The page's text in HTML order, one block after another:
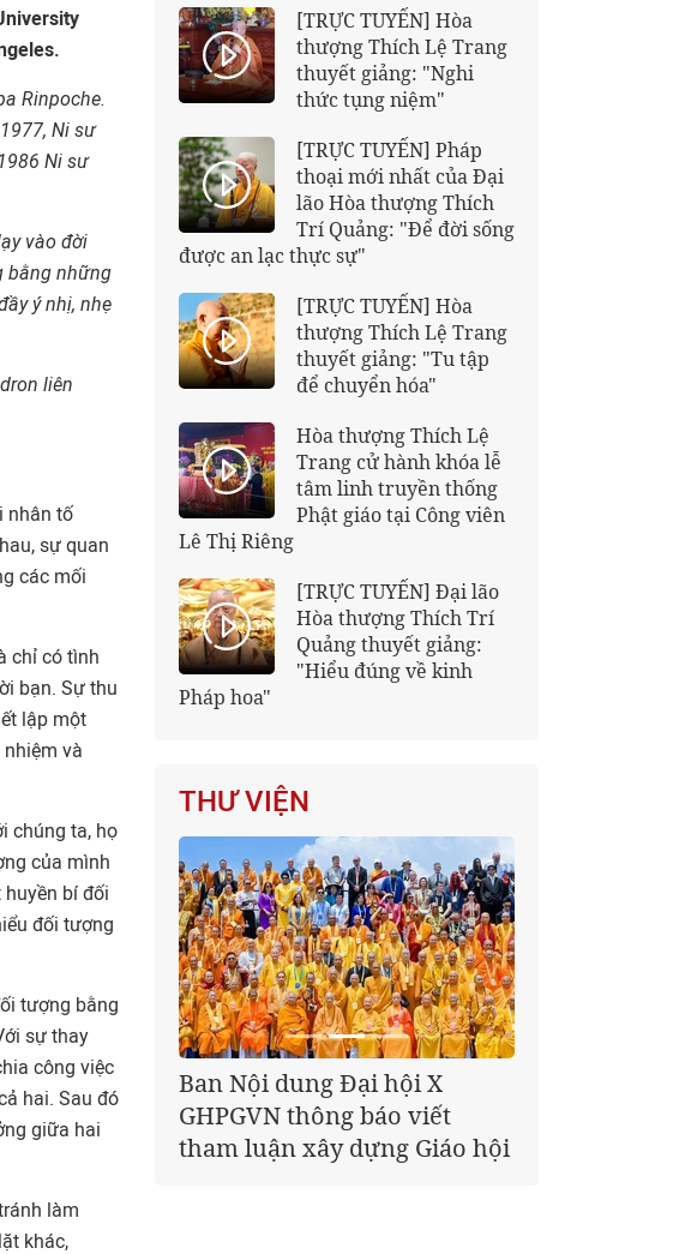
Rinpoche.
Ni sư
Ni sư
vào đời
bằng những
ý nhị, nhẹ
liên
nhân tố
sự quan
các mối
chỉ có tình
bạn. Sự thu
lập một
và
chúng ta, họ
của mình
bí đối
đối tượng
tượng bằng
sự thay
công việc
hai. Sau đó
giữa hai
làm
khác,
[TRỰC TUYẾN] Hòa
thượng Thích Lệ Trang
thuyết giảng: "Nghi
thức tụng niệm"
[TRỰC TUYẾN] Pháp
thoại mới nhất của Đại
lão Hòa thượng Thích
Trí Quảng: "Để đời sống
được an lạc thực sự"
[TRỰC TUYẾN] Hòa
thượng Thích Lệ Trang
thuyết giảng: "Tu tập
để chuyển hóa"
Hòa thượng Thích Lệ
Trang cử hành khóa lễ
tâm linh truyền thống
Phật giáo tại Công viên
Lê Thị Riêng
[TRỰC TUYẾN] Đại lão
Hòa thượng Thích Trí
Quảng thuyết giảng:
"Hiểu đúng về kinh
Pháp hoa"
THƯ VIỆN
Giáo hội kêu gọi Tăng Ni,
Phật tử cả nước thể hiện tấm
lòng tri ân trọn vẹn nghĩa